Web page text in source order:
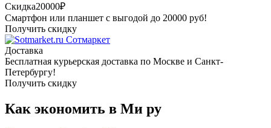
Скидка20000₽
Смартфон или планшет с выгодой до 20000 руб!
Получить скидку
Сотмаркет
Доставка
Бесплатная курьерская доставка по Москве и Санкт-
Петербургу!
Получить скидку
Как экономить в Ми ру